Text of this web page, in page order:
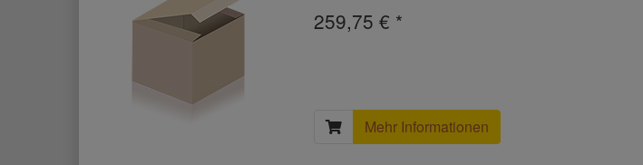
259,75 € *
Mehr Informationen